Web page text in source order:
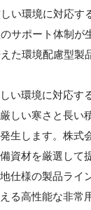
い環境に対応す
サポート体制が
た環境配慮型製
しい環境に対応す
しい寒さと長い
生します。株式
資材を厳選して
仕様の製品ライ
る高性能な非常